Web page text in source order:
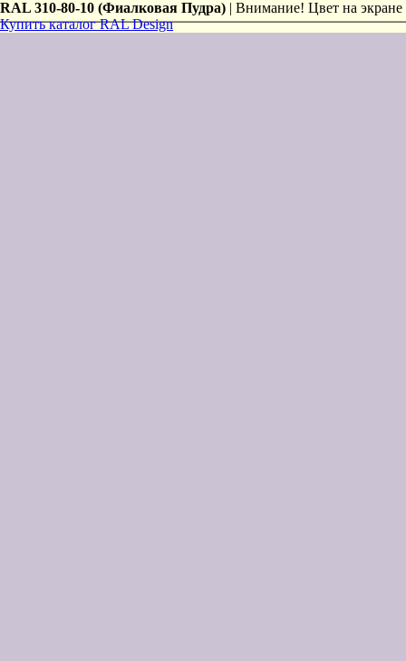
RAL 310-80-10 (Фиалковая Пудра) | Внимание! Цвет на экране
Купить каталог RAL Design